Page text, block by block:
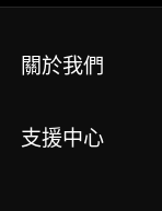
關於我們
支援中心